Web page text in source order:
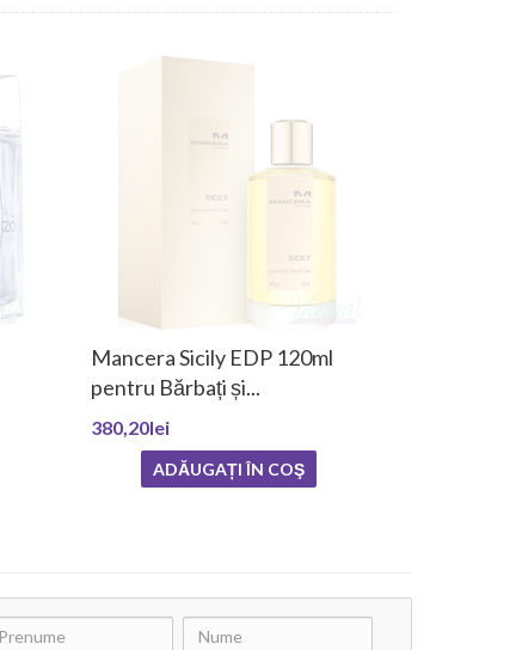
Mancera Sicily EDP 120ml
pentru Bărbați și...
380,20lei
ADĂUGAȚI ÎN COŞ